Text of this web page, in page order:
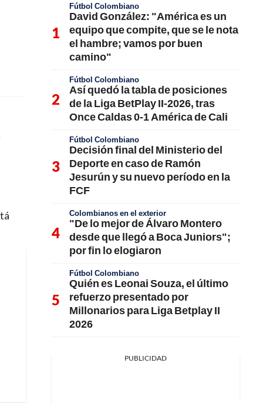
Fútbol Colombiano
David González: "América es un
equipo que compite, que se le nota
el hambre; vamos por buen
camino"
Fútbol Colombiano
Así quedó la tabla de posiciones
de la Liga BetPlay II-2026, tras
Once Caldas 0-1 América de Cali
Fútbol Colombiano
Decisión final del Ministerio del
Deporte en caso de Ramón
Jesurún y su nuevo período en la
FCF
Colombianos en el exterior
"De lo mejor de Álvaro Montero
desde que llegó a Boca Juniors";
por fin lo elogiaron
Fútbol Colombiano
Quién es Leonai Souza, el último
refuerzo presentado por
Millonarios para Liga Betplay II
2026
PUBLICIDAD